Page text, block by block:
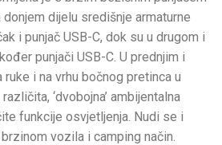
dijelu središnje armaturne
i punjač USB-C, dok su u drugom i
punjači USB-C. U prednjim i
i na vrhu bočnog pretinca u
‘dvobojna’ ambijentalna
funkcije osvjetljenja. Nudi se i
vozila i camping način.